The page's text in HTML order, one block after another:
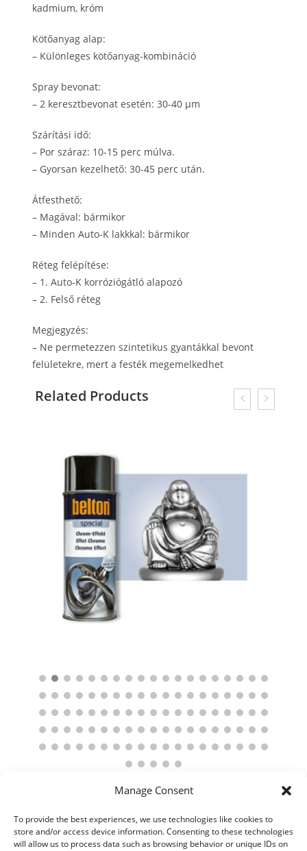
Manage Consent
To provide the best experiences, we use technologies like cookies to
store and/or access device information. Consenting to these technologies
will allow us to process data such as browsing behavior or unique IDs on
kadmium, króm
Kötőanyag alap:
– Különleges kötőanyag-kombináció
Spray bevonat:
– 2 keresztbevonat esetén: 30-40 μm
Szárítási idő:
– Por száraz: 10-15 perc múlva.
– Gyorsan kezelhető: 30-45 perc után.
Átfesthető:
– Magával: bármikor
– Minden Auto-K lakkkal: bármikor
Réteg felépítése:
– 1. Auto-K korróziógátló alapozó
– 2. Felső réteg
Megjegyzés:
– Ne permetezzen szintetikus gyantákkal bevont
felületekre, mert a festék megemelkedhet
Related Products